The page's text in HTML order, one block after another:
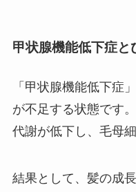
甲状腺機能低下症と
「甲状腺機能低下症
が不足する状態です
代謝が低下し、毛母
結果として、髪の成